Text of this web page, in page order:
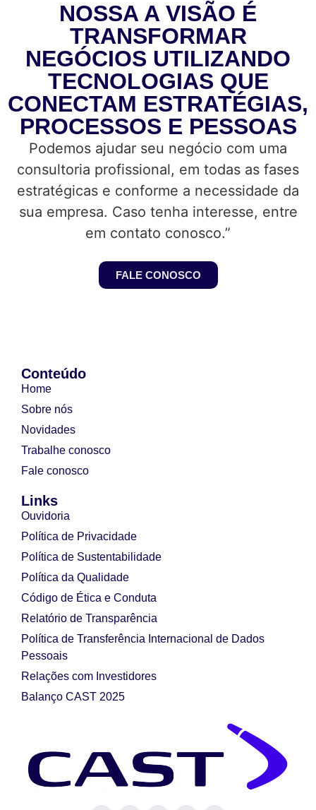
NOSSA A VISÃO É
TRANSFORMAR
NEGÓCIOS UTILIZANDO
TECNOLOGIAS QUE
CONECTAM ESTRATÉGIAS,
PROCESSOS E PESSOAS
Podemos ajudar seu negócio com uma
consultoria profissional, em todas as fases
estratégicas e conforme a necessidade da
sua empresa. Caso tenha interesse, entre
em contato conosco.”
FALE CONOSCO
Conteúdo
Home
Sobre nós
Novidades
Trabalhe conosco
Fale conosco
Links
Ouvidoria
Política de Privacidade
Política de Sustentabilidade
Política da Qualidade
Código de Ética e Conduta
Relatório de Transparência
Política de Transferência Internacional de Dados
Pessoais
Relações com Investidores
Balanço CAST 2025